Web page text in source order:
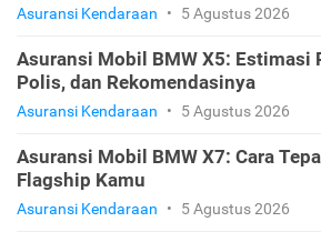
Asuransi Kendaraan • 5 Agustus 2026
Asuransi Mobil BMW X5: Estimasi
Polis, dan Rekomendasinya
Asuransi Kendaraan • 5 Agustus 2026
Asuransi Mobil BMW X7: Cara
Flagship Kamu
Asuransi Kendaraan • 5 Agustus 2026